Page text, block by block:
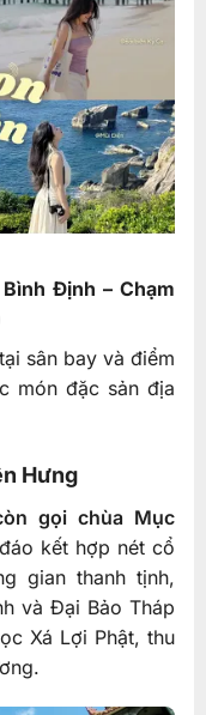
Định – Chạm
sân bay và điểm
món đặc sản địa
Hưng
gọi chùa Mục
kết hợp nét cổ
gian thanh tịnh,
và Đại Bảo Tháp
Xá Lợi Phật, thu